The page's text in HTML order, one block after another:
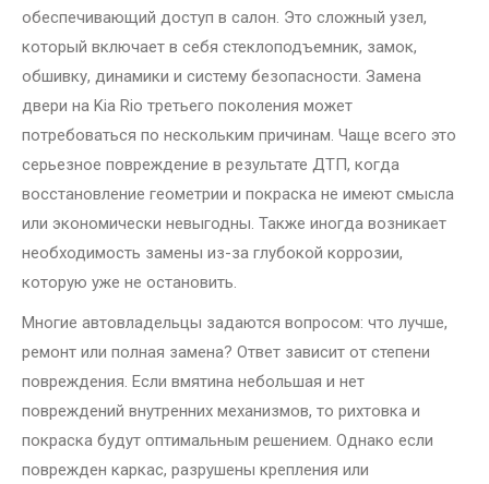
обеспечивающий доступ в салон. Это сложный узел,
который включает в себя стеклоподъемник, замок,
обшивку, динамики и систему безопасности. Замена
двери на Kia Rio третьего поколения может
потребоваться по нескольким причинам. Чаще всего это
серьезное повреждение в результате ДТП, когда
восстановление геометрии и покраска не имеют смысла
или экономически невыгодны. Также иногда возникает
необходимость замены из-за глубокой коррозии,
которую уже не остановить.
Многие автовладельцы задаются вопросом: что лучше,
ремонт или полная замена? Ответ зависит от степени
повреждения. Если вмятина небольшая и нет
повреждений внутренних механизмов, то рихтовка и
покраска будут оптимальным решением. Однако если
поврежден каркас, разрушены крепления или